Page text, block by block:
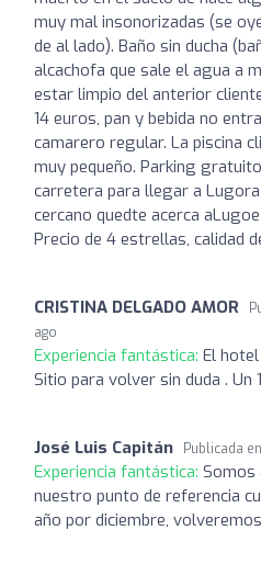
muy mal insonorizadas (se
de al lado). Baño sin ducha
alcachofa que sale el agua a
estar limpio del anterior
14 euros, pan y bebida no
camarero regular. La piscina
muy pequeño. Parking
carretera para llegar a
cercano quedte acerca
Precio de 4 estrellas, calidad
CRISTINA DELGADO AMOR
ago
Experiencia fantástica: El
Sitio para volver sin duda . Un
José Luis Capitán Publicada en
Experiencia fantástica: Somos
nuestro punto de referencia
año por diciembre,